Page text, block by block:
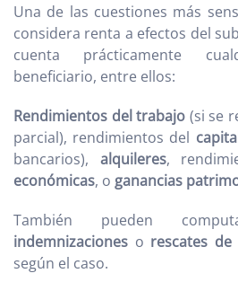
Una de las cuestiones más
considera renta a efectos del
cuenta prácticamente
beneficiario, entre ellos:
Rendimientos del trabajo (si se
parcial), rendimientos del
bancarios), alquileres,
económicas, o ganancias
También pueden
indemnizaciones o rescates
según el caso.